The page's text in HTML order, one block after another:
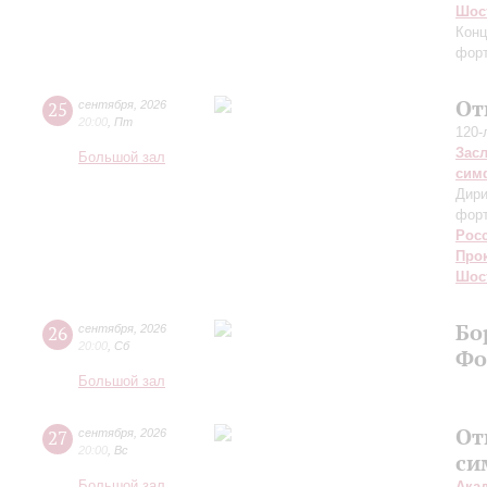
25 сентября 2026
20:00 Пт
Большой зал
26 сентября 2026
20:00 Сб
Большой зал
27 сентября 2026
20:00 Вс